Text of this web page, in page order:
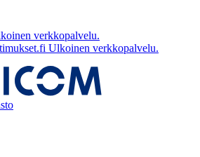
verkkopalvelu.
Ulkoinen verkkopalvelu.